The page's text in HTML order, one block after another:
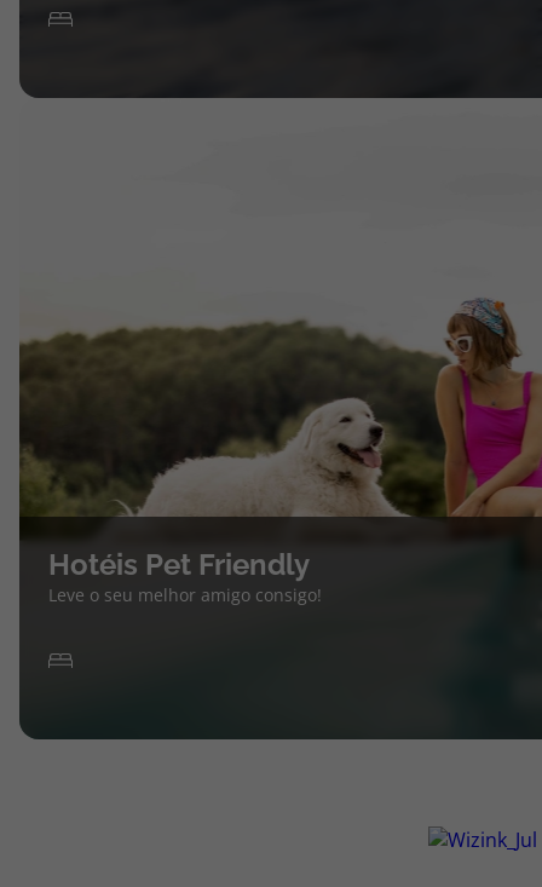
Hotéis Pet Friendly
Leve o seu melhor amigo consigo!